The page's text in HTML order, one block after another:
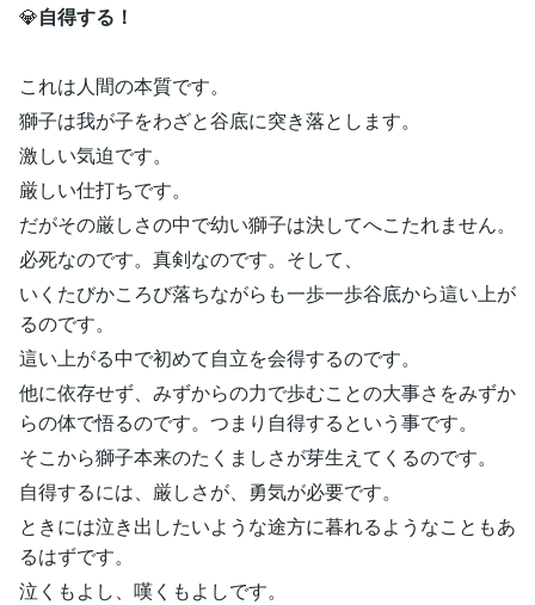
💎自得する！
これは人間の本質です。
獅子は我が子をわざと谷底に突き落とします。
激しい気迫です。
厳しい仕打ちです。
だがその厳しさの中で幼い獅子は決してへこたれません。
必死なのです。真剣なのです。そして、
いくたびかころび落ちながらも一歩一歩谷底から這い上が
るのです。
這い上がる中で初めて自立を会得するのです。
他に依存せず、みずからの力で歩むことの大事さをみずか
らの体で悟るのです。つまり自得するという事です。
そこから獅子本来のたくましさが芽生えてくるのです。
自得するには、厳しさが、勇気が必要です。
ときには泣き出したいような途方に暮れるようなこともあ
るはずです。
泣くもよし、嘆くもよしです。